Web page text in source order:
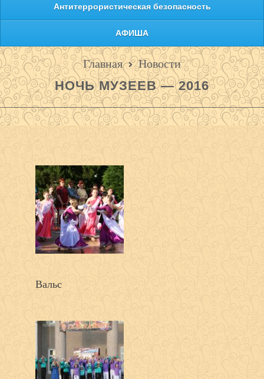
Антитеррористическая безопасность
АФИША
Главная Новости
НОЧЬ МУЗЕЕВ — 2016
Вальс